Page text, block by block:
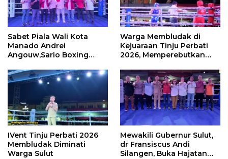
Sabet Piala Wali Kota
Manado Andrei
Angouw,Sario Boxing
Perbati 2026
Warga Membludak di
Kejuaraan Tinju Perbati
2026, Memperebutkan
IVent Tinju Perbati 2026
Membludak Diminati
Warga Sulut
Mewakili Gubernur Sulut,
dr Fransiscus Andi
Silangen, Buka Hajatan